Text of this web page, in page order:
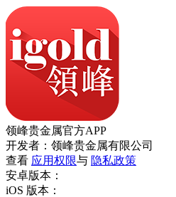
领峰贵金属官方APP
开发者：领峰贵金属有限公司
查看 应用权限与 隐私政策
安卓版本：
iOS 版本：